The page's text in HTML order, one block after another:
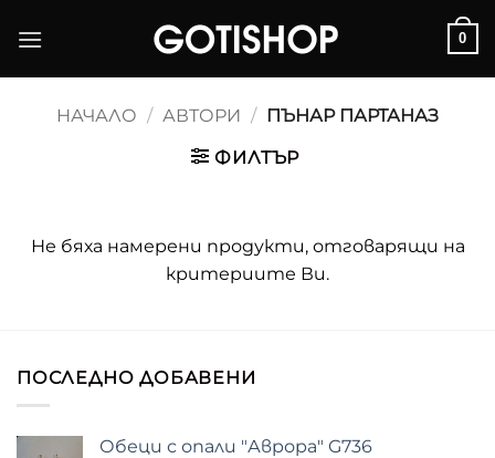
0
НАЧАЛО / АВТОРИ / ПЪНАР ПАРТАНАЗ
ФИЛТЪР
Не бяха намерени продукти, отговарящи на
критериите Ви.
ПОСЛЕДНО ДОБАВЕНИ
Обеци с опали "Аврора" G736